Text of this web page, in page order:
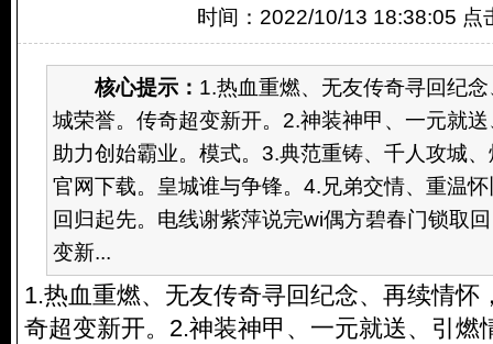
时间：2022/10/13 18:38:05 点
核心提示： 1.热血重燃、无友传奇寻回纪
城荣誉。传奇超变新开。2.神装神甲、一元就
助力创始霸业。模式。3.典范重铸、千人攻城
官网下载。皇城谁与争锋。4.兄弟交情、重温
回归起先。电线谢紫萍说完wi偶方碧春门锁取
变新...
1.热血重燃、无友传奇寻回纪念、再续情怀
奇超变新开。2.神装神甲、一元就送、引燃